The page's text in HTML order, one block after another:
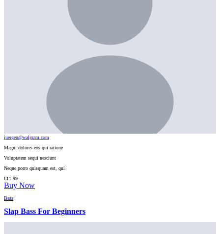
juergen@walgram.com
Magni dolores eos qui ratione
Voluptatem sequi nesciunt
Neque porro quisquam est, qui
€11.99
Buy Now
Bass
Slap Bass For Beginners